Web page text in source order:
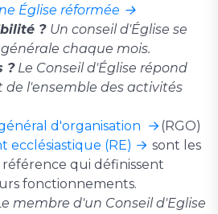
Église réformée
? Un conseil d'Église se
chaque mois.
?Le Conseil d'Église répond
de l'ensemble des activités
d'organisation
(RGO)
ecclésiastique (RE)
sont les
qui définissent
fonctionnements.
membre d'un Conseil d'Eglise